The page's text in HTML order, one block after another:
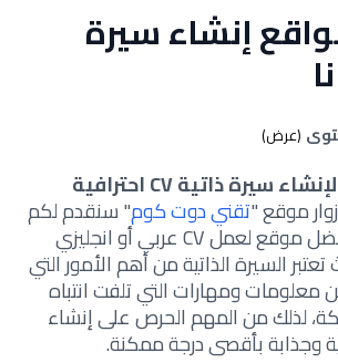
8 مواقع إنشاء سيرة
(عرض)
أفضل 8 مواقع لإنشاء سيرة ذاتية CV احترافية
موقع "تقني دوت كوم" سنقدم لكم
في هذا المقال افضل موقع لعمل CV عربي أو انجليزي
تعتبر السيرة الذاتية من أهم الأمور التي
معلومات ومهارات التي تلفت انتباه
لذلك من المهم الحرص على إنشاء
وجذابة بأقصى درجة ممكنة.